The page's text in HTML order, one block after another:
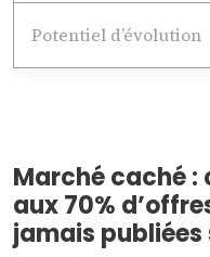
Potentiel d’évolution
Marché caché
aux 70%
jamais publiées